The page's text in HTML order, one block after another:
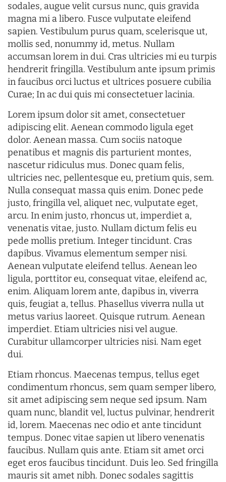
sodales, augue velit cursus nunc, quis gravida
magna mi a libero. Fusce vulputate eleifend
sapien. Vestibulum purus quam, scelerisque ut,
mollis sed, nonummy id, metus. Nullam
accumsan lorem in dui. Cras ultricies mi eu turpis
hendrerit fringilla. Vestibulum ante ipsum primis
in faucibus orci luctus et ultrices posuere cubilia
Curae; In ac dui quis mi consectetuer lacinia.
Lorem ipsum dolor sit amet, consectetuer
adipiscing elit. Aenean commodo ligula eget
dolor. Aenean massa. Cum sociis natoque
penatibus et magnis dis parturient montes,
nascetur ridiculus mus. Donec quam felis,
ultricies nec, pellentesque eu, pretium quis, sem.
Nulla consequat massa quis enim. Donec pede
justo, fringilla vel, aliquet nec, vulputate eget,
arcu. In enim justo, rhoncus ut, imperdiet a,
venenatis vitae, justo. Nullam dictum felis eu
pede mollis pretium. Integer tincidunt. Cras
dapibus. Vivamus elementum semper nisi.
Aenean vulputate eleifend tellus. Aenean leo
ligula, porttitor eu, consequat vitae, eleifend ac,
enim. Aliquam lorem ante, dapibus in, viverra
quis, feugiat a, tellus. Phasellus viverra nulla ut
metus varius laoreet. Quisque rutrum. Aenean
imperdiet. Etiam ultricies nisi vel augue.
Curabitur ullamcorper ultricies nisi. Nam eget
dui.
Etiam rhoncus. Maecenas tempus, tellus eget
condimentum rhoncus, sem quam semper libero,
sit amet adipiscing sem neque sed ipsum. Nam
quam nunc, blandit vel, luctus pulvinar, hendrerit
id, lorem. Maecenas nec odio et ante tincidunt
tempus. Donec vitae sapien ut libero venenatis
faucibus. Nullam quis ante. Etiam sit amet orci
eget eros faucibus tincidunt. Duis leo. Sed fringilla
mauris sit amet nibh. Donec sodales sagittis